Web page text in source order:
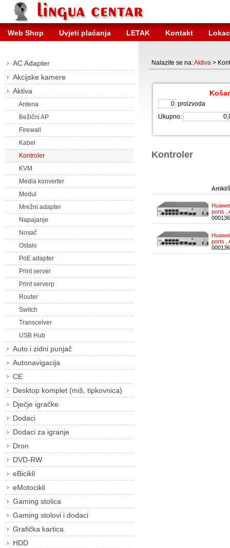
Web Shop Uvjeti plaćanja LETAK Kontakt
AC Adapter
Akcijske kamere
Aktiva
Antena
Bežični AP
Firewall
Kabel
Kontroler
KVM
Media konverter
Modul
Mrežni adapter
Napajanje
Nosač
Ostalo
PoE adapter
Print server
Print serverp
Router
Switch
Transceiver
USB Hub
Auto i zidni punjač
Autonavigacija
CE
Desktop komplet (miš, tipkovnica)
Dječje igračke
Dodaci
Dodaci za igranje
Dron
DVD-RW
eBicikli
eMotocikli
Gaming stolica
Gaming stolovi i dodaci
Grafička kartica
HDD
Nalazite se na:Aktiva >
proizvoda
Ukupno:
Kontroler
Artikl/
ports ,
ports ,